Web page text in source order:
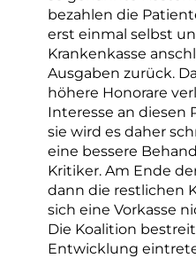
bezahlen die
erst einmal selbst
Krankenkasse
Ausgaben zurück.
höhere Honorare
Interesse an diesen
sie wird es daher
eine bessere
Kritiker. Am Ende
dann die restlichen
sich eine Vorkasse
Die Koalition
Entwicklung